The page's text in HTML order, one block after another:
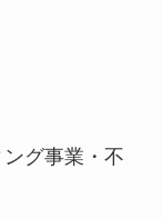
グ事業・不